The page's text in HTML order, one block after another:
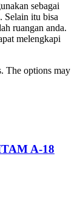
sebagai
Selain itu bisa
ruangan anda.
melengkapi
The options may
A-18